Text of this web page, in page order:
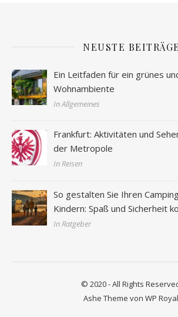
NEUSTE BEITRÄGE
Ein Leitfaden für ein grünes
Wohnambiente
In Allgemeines
Frankfurt: Aktivitäten und
der Metropole
In Reisen
So gestalten Sie Ihren
Kindern: Spaß und Sicherheit
In Ratgeber
© 2020 - All Rights
Ashe Theme von WP Royal